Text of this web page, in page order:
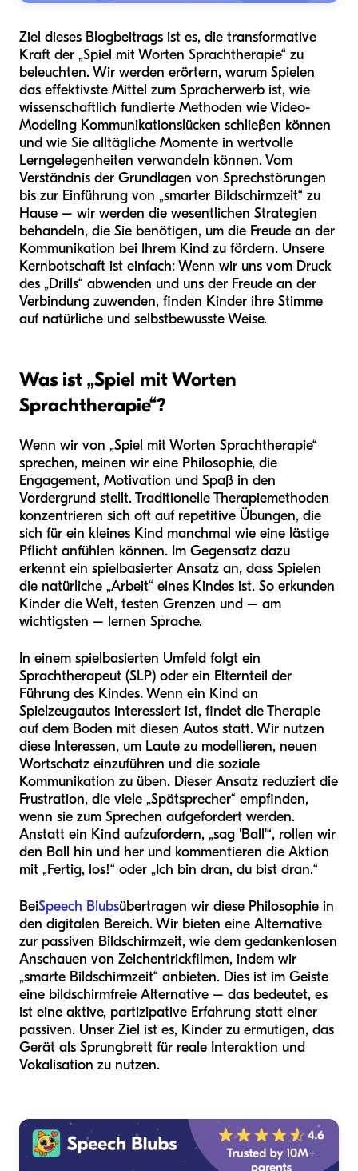
Ziel dieses Blogbeitrags ist es, die transformative
Kraft der „Spiel mit Worten Sprachtherapie“ zu
beleuchten. Wir werden erörtern, warum Spielen
das effektivste Mittel zum Spracherwerb ist, wie
wissenschaftlich fundierte Methoden wie Video-
Modeling Kommunikationslücken schließen können
und wie Sie alltägliche Momente in wertvolle
Lerngelegenheiten verwandeln können. Vom
Verständnis der Grundlagen von Sprechstörungen
bis zur Einführung von „smarter Bildschirmzeit“ zu
Hause – wir werden die wesentlichen Strategien
behandeln, die Sie benötigen, um die Freude an der
Kommunikation bei Ihrem Kind zu fördern. Unsere
Kernbotschaft ist einfach: Wenn wir uns vom Druck
des „Drills“ abwenden und uns der Freude an der
Verbindung zuwenden, finden Kinder ihre Stimme
auf natürliche und selbstbewusste Weise.
Was ist „Spiel mit Worten
Sprachtherapie“?
Wenn wir von „Spiel mit Worten Sprachtherapie“
sprechen, meinen wir eine Philosophie, die
Engagement, Motivation und Spaß in den
Vordergrund stellt. Traditionelle Therapiemethoden
konzentrieren sich oft auf repetitive Übungen, die
sich für ein kleines Kind manchmal wie eine lästige
Pflicht anfühlen können. Im Gegensatz dazu
erkennt ein spielbasierter Ansatz an, dass Spielen
die natürliche „Arbeit“ eines Kindes ist. So erkunden
Kinder die Welt, testen Grenzen und – am
wichtigsten – lernen Sprache.
In einem spielbasierten Umfeld folgt ein
Sprachtherapeut (SLP) oder ein Elternteil der
Führung des Kindes. Wenn ein Kind an
Spielzeugautos interessiert ist, findet die Therapie
auf dem Boden mit diesen Autos statt. Wir nutzen
diese Interessen, um Laute zu modellieren, neuen
Wortschatz einzuführen und die soziale
Kommunikation zu üben. Dieser Ansatz reduziert die
Frustration, die viele „Spätsprecher“ empfinden,
wenn sie zum Sprechen aufgefordert werden.
Anstatt ein Kind aufzufordern, „sag 'Ball'“, rollen wir
den Ball hin und her und kommentieren die Aktion
mit „Fertig, los!“ oder „Ich bin dran, du bist dran.“
BeiSpeech Blubsübertragen wir diese Philosophie in
den digitalen Bereich. Wir bieten eine Alternative
zur passiven Bildschirmzeit, wie dem gedankenlosen
Anschauen von Zeichentrickfilmen, indem wir
„smarte Bildschirmzeit“ anbieten. Dies ist im Geiste
eine bildschirmfreie Alternative – das bedeutet, es
ist eine aktive, partizipative Erfahrung statt einer
passiven. Unser Ziel ist es, Kinder zu ermutigen, das
Gerät als Sprungbrett für reale Interaktion und
Vokalisation zu nutzen.